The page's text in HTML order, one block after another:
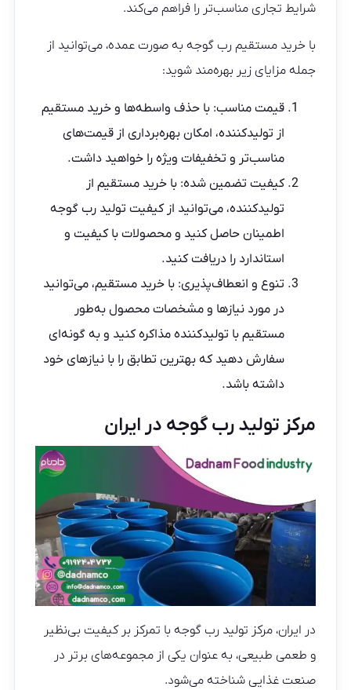
شرایط تجاری مناسب‌تر را فراهم می‌کند.
با خرید مستقیم رب گوجه به صورت عمده، می‌توانید از
جمله مزایای زیر بهره‌مند شوید:
قیمت مناسب: با حذف واسطه‌ها و خرید مستقیم
از تولیدکننده، امکان بهره‌برداری از قیمت‌های
مناسب‌تر و تخفیفات ویژه را خواهید داشت.
کیفیت تضمین شده: با خرید مستقیم از
تولیدکننده، می‌توانید از کیفیت تولید رب گوجه
اطمینان حاصل کنید و محصولات با کیفیت و
استاندارد را دریافت کنید.
تنوع و انعطاف‌پذیری: با خرید مستقیم، می‌توانید
در مورد نیازها و مشخصات محصول به‌طور
مستقیم با تولیدکننده مذاکره کنید و به گونه‌ای
سفارش دهید که بهترین تطابق را با نیازهای خود
داشته باشد.
مرکز تولید رب گوجه در ایران
در ایران، مرکز تولید رب گوجه با تمرکز بر کیفیت بی‌نظیر
و طعمی طبیعی، به عنوان یکی از مجموعه‌های برتر در
صنعت غذایی شناخته می‌شود.